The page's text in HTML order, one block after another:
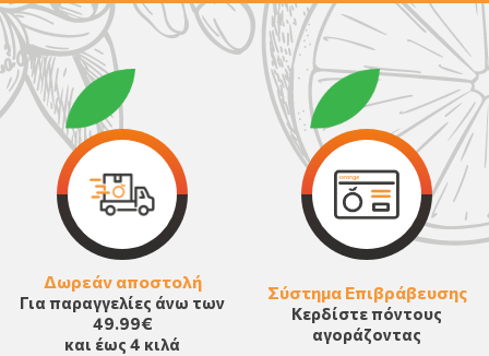
Δωρεάν αποστολή
Για παραγγελίες άνω των
49.99€
και έως 4 κιλά
Σύστημα Επιβράβευσης
Κερδίστε πόντους
αγοράζοντας